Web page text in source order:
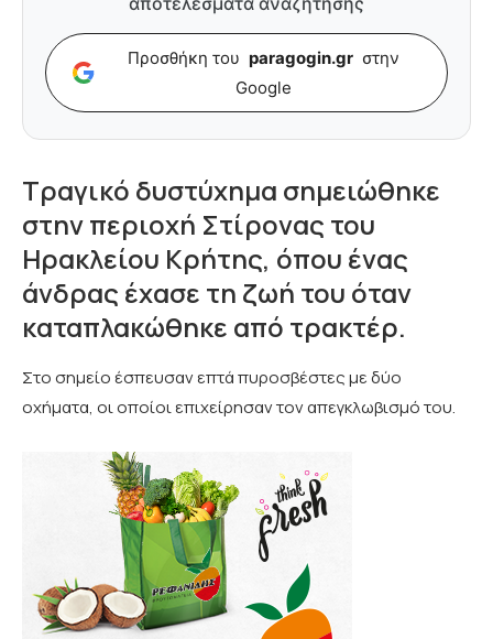
Προσθήκη του paragogin.gr στην
Google
Τραγικό δυστύχημα σημειώθηκε
στην περιοχή Στίρονας του
Ηρακλείου Κρήτης, όπου ένας
άνδρας έχασε τη ζωή του όταν
καταπλακώθηκε από τρακτέρ.
Στο σημείο έσπευσαν επτά πυροσβέστες με δύο
οχήματα, οι οποίοι επιχείρησαν τον απεγκλωβισμό του.